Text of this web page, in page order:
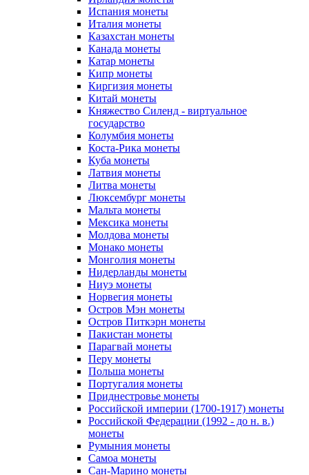
Испания монеты
Италия монеты
Казахстан монеты
Канада монеты
Катар монеты
Кипр монеты
Киргизия монеты
Китай монеты
Княжество Силенд - виртуальное
государство
Колумбия монеты
Коста-Рика монеты
Куба монеты
Латвия монеты
Литва монеты
Люксембург монеты
Мальта монеты
Мексика монеты
Молдова монеты
Монако монеты
Монголия монеты
Нидерланды монеты
Ниуэ монеты
Норвегия монеты
Остров Мэн монеты
Остров Питкэрн монеты
Пакистан монеты
Парагвай монеты
Перу монеты
Польша монеты
Португалия монеты
Приднестровье монеты
Российской империи (1700-1917) монеты
Российской Федерации (1992 - до н. в.)
монеты
Румыния монеты
Самоа монеты
Сан-Марино монеты